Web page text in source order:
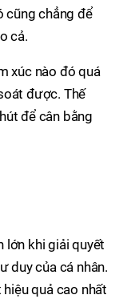
cũng chẳng để
cả.
xúc nào đó quá
được. Thế
để cân bằng
lớn khi giải quyết
duy của cá nhân.
quả cao nhất